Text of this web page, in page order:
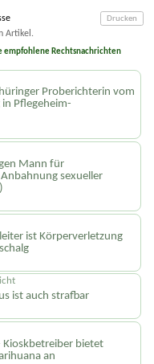
Drucken
Rechtsnachrichten
Proberichterin vom
Pflegeheim-
Mann für
sexueller
ist Körperverletzung
ist auch strafbar
bietet